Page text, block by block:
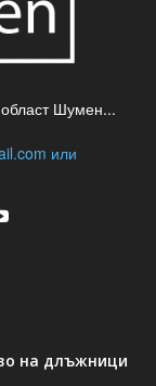
Шумен...
или
на длъжници